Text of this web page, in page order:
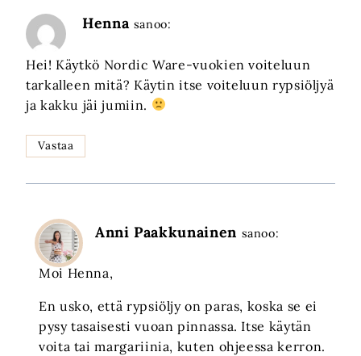
Henna sanoo:
Hei! Käytkö Nordic Ware-vuokien voiteluun
tarkalleen mitä? Käytin itse voiteluun rypsiöljyä
ja kakku jäi jumiin.
Vastaa
Anni Paakkunainen sanoo:
Moi Henna,
En usko, että rypsiöljy on paras, koska se ei
pysy tasaisesti vuoan pinnassa. Itse käytän
voita tai margariinia, kuten ohjeessa kerron.